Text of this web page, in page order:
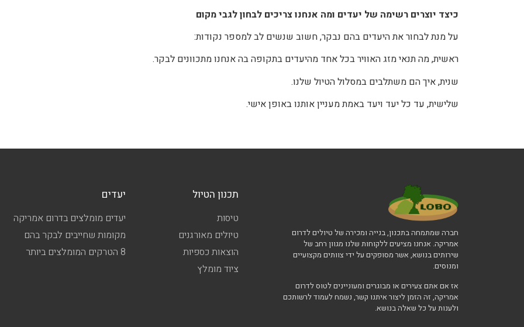
כיצד יוצרים רשימה של יעדים ומה אנחנו צריכים לבחון לגבי מקום
על מנת לבחור את היעדים בהם נבקר, חשוב שנשים לב למספר נקודות:
ראשית, מה תנאי מזג האוויר בכל אחד מהיעדים בתקופה בה אנחנו מתכוונים לבקר.
שנית, איך הם משתלבים במסלול הטיול שלנו.
שלישית, עד כל יעד ויעד באמת מעניין אותנו באופן אישי.
חברה שמתמחה בתכנון, בנייה ומכירה של טיולים לדרום
אמריקה. אנחנו מציעים ללקוחות שלנו מגוון רחב של
שירותים בנושא, אשר מסופקים על ידי צוותים מקצועיים
ומנוסים.
אז אם אתם צעירים או מבוגרים ומעוניינים לטוס לדרום
אמריקה, זה הזמן ליצור איתנו קשר, נשמח לעמוד לרשותכם
ולענות על כל שאלה בנושא.
תכנון הטיול
טיסות
טיולים מאורגנים
הוצאות כספיות
ציוד מומלץ
יעדים
יעדים מומלצים בדרום אמריקה
מקומות שחייבים לבקר בהם
8 הטרקים המומלצים ביותר